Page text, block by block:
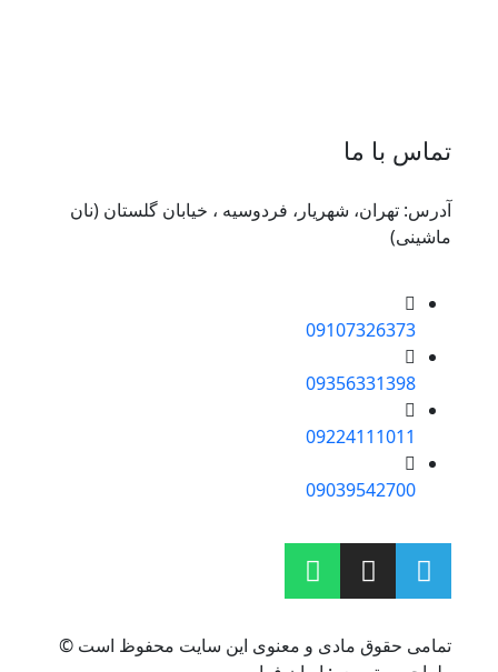
تماس با ما
آدرس: تهران، شهریار، فردوسیه ، خیابان گلستان (نان
ماشینی)
09107326373
09356331398
09224111011
09039542700
تمامی حقوق مادی و معنوی این سایت محفوظ است ©